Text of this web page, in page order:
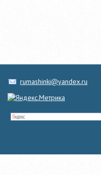
rumashinki@yandex.ru